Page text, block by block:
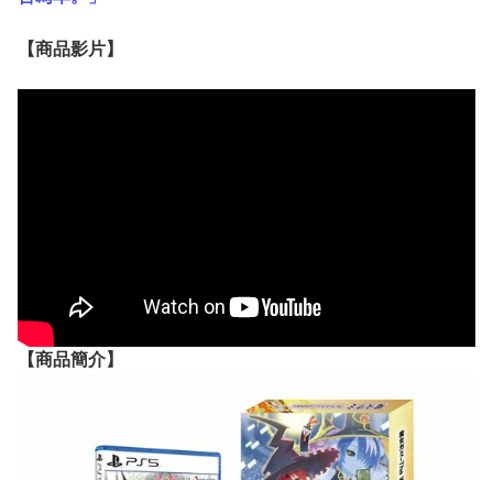
【商品影片】
【商品簡介】